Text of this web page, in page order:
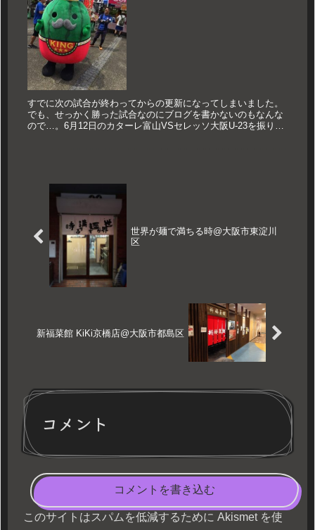
すでに次の試合が終わってからの更新になってしまいました。
でも、せっかく勝った試合なのにブログを書かないのもなんな
ので…。6月12日のカターレ富山VSセレッソ大阪U-23を振り返
世界が麺で満ちる時@大阪市東淀川
区
新福菜館 KiKi京橋店@大阪市都島区
コメント
コメントを書き込む
このサイトはスパムを低減するために Akismet を使